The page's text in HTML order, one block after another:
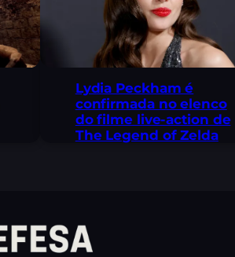
Lydia Peckham é
confirmada no elenco
do filme live-action de
The Legend of Zelda